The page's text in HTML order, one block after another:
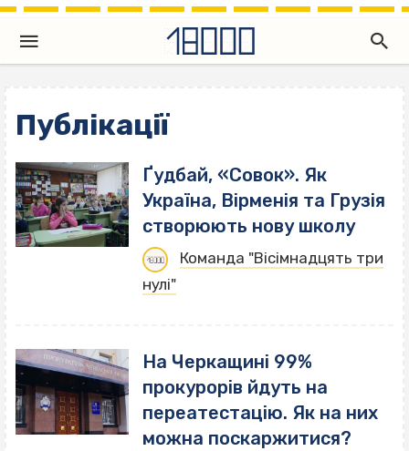
Публікації
Ґудбай, «Совок». Як
Україна, Вірменія та Грузія
створюють нову школу
Команда "Вісімнадцять три
нулі"
На Черкащині 99%
прокурорів йдуть на
переатестацію. Як на них
можна поскаржитися?